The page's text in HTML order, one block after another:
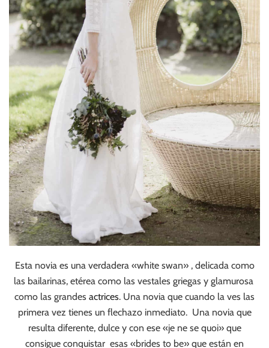
Esta novia es una verdadera «white swan» , delicada como
las bailarinas, etérea como las vestales griegas y glamurosa
como las grandes actrices. Una novia que cuando la ves las
primera vez tienes un flechazo inmediato. Una novia que
resulta diferente, dulce y con ese «je ne se quoi» que
consigue conquistar esas «brides to be» que están en